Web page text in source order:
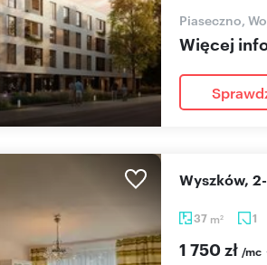
Piaseczno,
Więcej
37 m2 1
Wyszków,
1 750 zł /mc